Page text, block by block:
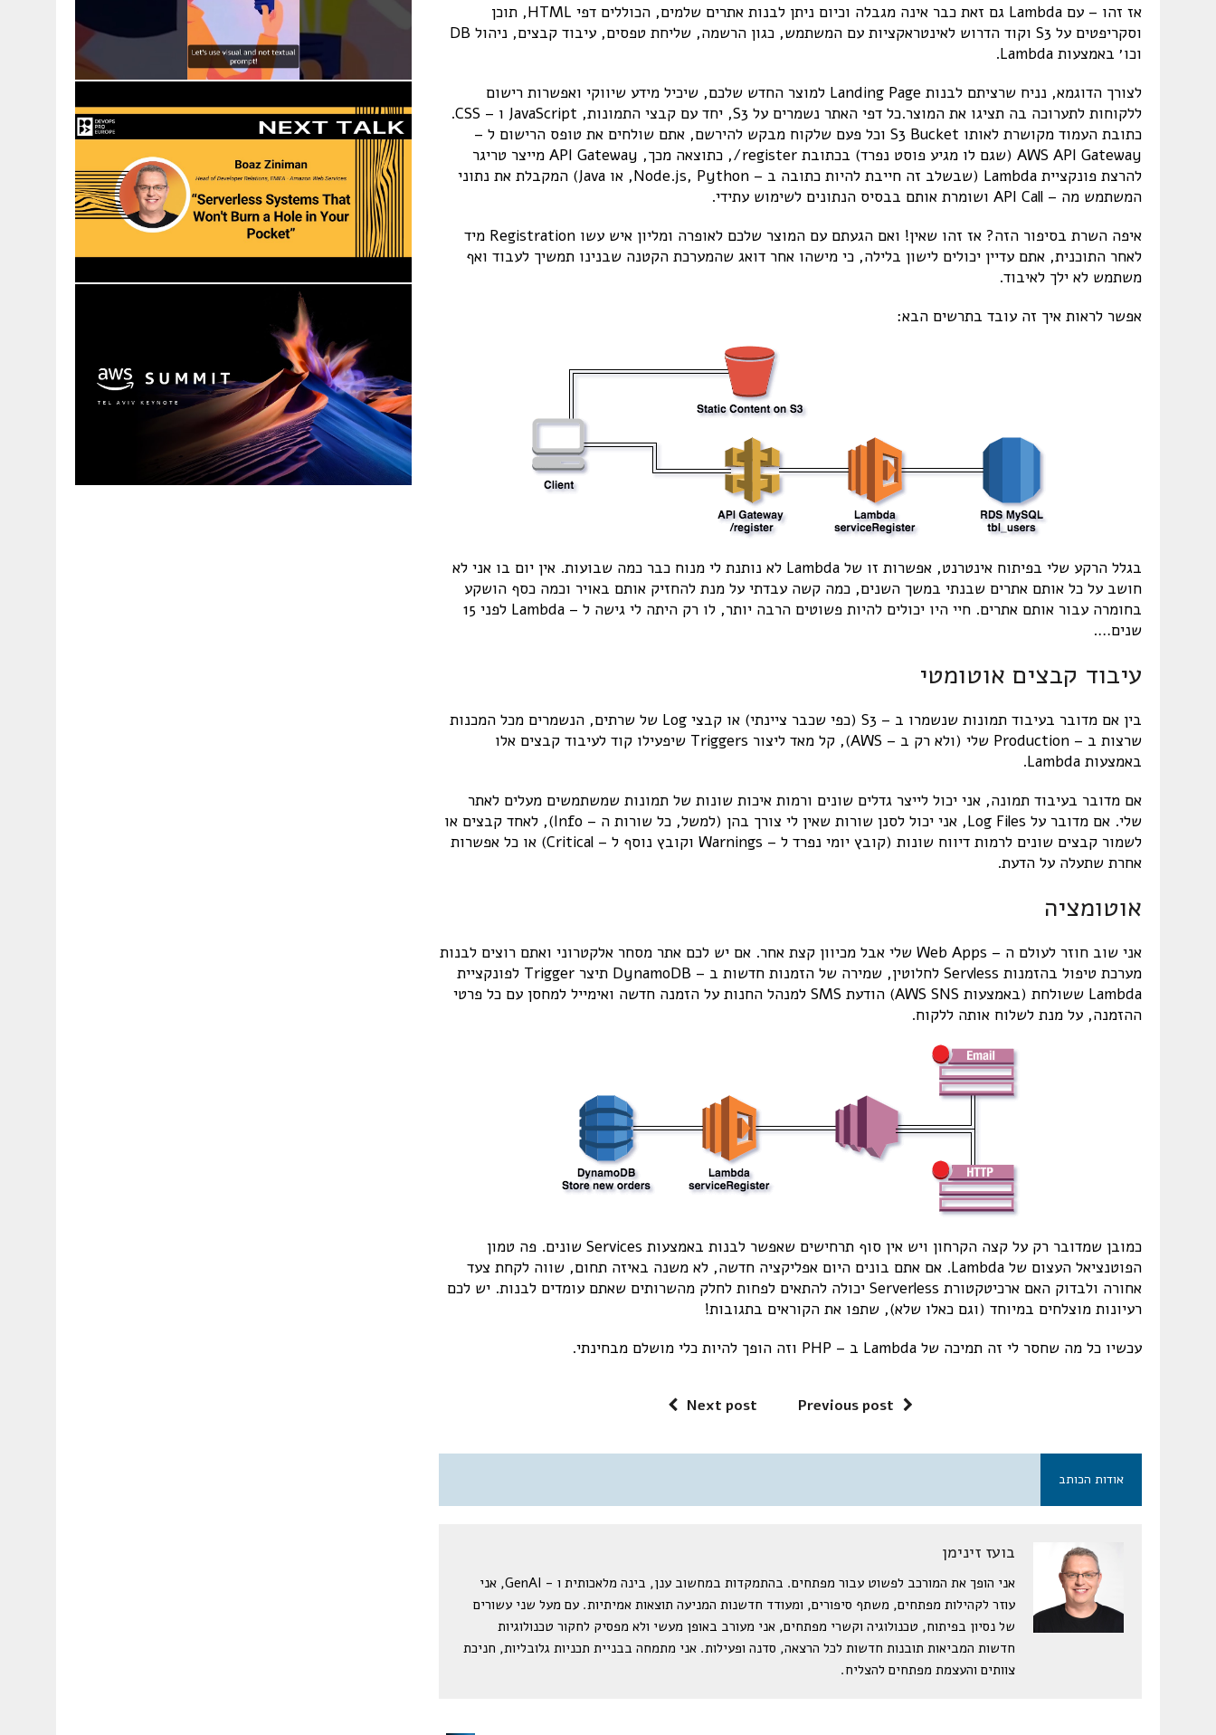
אז זהו – עם Lambda גם זאת כבר אינה מגבלה וכיום ניתן לבנות אתרים שלמים, הכוללים דפי HTML, תוכן
וסקריפטים על S3 וקוד הדרוש לאינטראקציות עם המשתמש, כגון הרשמה, שליחת טפסים, עיבוד קבצים, ניהול DB
וכו׳ באמצעות Lambda.
לצורך הדוגמא, נניח שרציתם לבנות Landing Page למוצר החדש שלכם, שיכיל מידע שיווקי ואפשרות רישום
ללקוחות לתערוכה בה תציגו את המוצר.כל דפי האתר נשמרים על S3, יחד עם קבצי התמונות, JavaScript ו – CSS.
כתובת העמוד מקושרת לאותו S3 Bucket וכל פעם שלקוח מבקש להירשם, אתם שולחים את טופס הרישום ל –
AWS API Gateway (שגם לו מגיע פוסט נפרד) בכתובת register/, כתוצאה מכך, API Gateway מייצר טריגר
להרצת פונקציית Lambda (שבשלב זה חייבת להיות כתובה ב – Node.js, Python, או Java) המקבלת את נתוני
המשתמש מה – API Call ושומרת אותם בבסיס הנתונים לשימוש עתידי.
איפה השרת בסיפור הזה? אז זהו שאין! ואם הגעתם עם המוצר שלכם לאופרה ומליון איש עשו Registration מיד
לאחר התוכנית, אתם עדיין יכולים לישון בלילה, כי מישהו אחר דואג שהמערכת הקטנה שבנינו תמשיך לעבוד ואף
משתמש לא ילך לאיבוד.
אפשר לראות איך זה עובד בתרשים הבא:
בגלל הרקע שלי בפיתוח אינטרנט, אפשרות זו של Lambda לא נותנת לי מנוח כבר כמה שבועות. אין יום בו אני לא
חושב על כל אותם אתרים שבנתי במשך השנים, כמה קשה עבדתי על מנת להחזיק אותם באויר וכמה כסף הושקע
בחומרה עבור אותם אתרים. חיי היו יכולים להיות פשוטים הרבה יותר, לו רק היתה לי גישה ל – Lambda לפני 15
שנים….
עיבוד קבצים אוטומטי
בין אם מדובר בעיבוד תמונות שנשמרו ב – S3 (כפי שכבר ציינתי) או קבצי Log של שרתים, הנשמרים מכל המכנות
שרצות ב – Production שלי (ולא רק ב – AWS), קל מאד ליצור Triggers שיפעילו קוד לעיבוד קבצים אלו
באמצעות Lambda.
אם מדובר בעיבוד תמונה, אני יכול לייצר גדלים שונים ורמות איכות שונות של תמונות שמשתמשים מעלים לאתר
שלי. אם מדובר על Log Files, אני יכול לסנן שורות שאין לי צורך בהן (למשל, כל שורות ה – Info), לאחד קבצים או
לשמור קבצים שונים לרמות דיווח שונות (קובץ יומי נפרד ל – Warnings וקובץ נוסף ל – Critical) או כל אפשרות
אחרת שתעלה על הדעת.
אוטומציה
אני שוב חוזר לעולם ה – Web Apps שלי אבל מכיוון קצת אחר. אם יש לכם אתר מסחר אלקטרוני ואתם רוצים לבנות
מערכת טיפול בהזמנות Servless לחלוטין, שמירה של הזמנות חדשות ב – DynamoDB תיצר Trigger לפונקציית
Lambda ששולחת (באמצעות AWS SNS) הודעת SMS למנהל החנות על הזמנה חדשה ואימייל למחסן עם כל פרטי
ההזמנה, על מנת לשלוח אותה ללקוח.
כמובן שמדובר רק על קצה הקרחון ויש אין סוף תרחישים שאפשר לבנות באמצעות Services שונים. פה טמון
הפוטנציאל העצום של Lambda. אם אתם בונים היום אפליקציה חדשה, לא משנה באיזה תחום, שווה לקחת צעד
אחורה ולבדוק האם ארכיטקטורת Serverless יכולה להתאים לפחות לחלק מהשרותים שאתם עומדים לבנות. יש לכם
רעיונות מוצלחים במיוחד (וגם כאלו שלא), שתפו את הקוראים בתגובות!
עכשיו כל מה שחסר לי זה תמיכה של Lambda ב – PHP וזה הופך להיות כלי מושלם מבחינתי.
Previous post
Next post
אודות הכותב
בועז זינימן
אני הופך את המורכב לפשוט עבור מפתחים. בהתמקדות במחשוב ענן, בינה מלאכותית ו - GenAI, אני
עוזר לקהילות מפתחים, משתף סיפורים, ומעודד חדשנות המניעה תוצאות אמיתיות. עם מעל שני עשורים
של נסיון בפיתוח, טכנולוגיה וקשרי מפתחים, אני מעורב באופן מעשי ולא מפסיק לחקור טכנולוגיות
חדשות המביאות תובנות חדשות לכל הרצאה, סדנה ופעילות. אני מתמחה בבניית תכניות גלובליות, חניכת
צוותים והעצמת מפתחים להצליח.